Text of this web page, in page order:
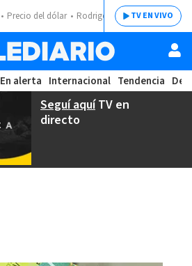
Precio del dólar Rodrigo ChavesTV EN VIVO
En alerta Internacional Tendencia
Seguí aquíTV en
directo